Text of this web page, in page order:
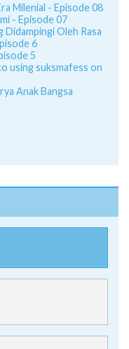
Milenial - Episode 08
- Episode 07
Oleh Rasa
6
5
using suksmafess on
Anak Bangsa